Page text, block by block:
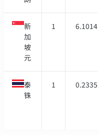
新
加
坡
元
1 6.1014
泰
铢
1 0.2335